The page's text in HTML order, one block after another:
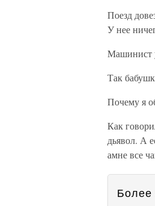
Поезд
У нее
Машинист
Так
Почему я
Как
дьявол. А
амне все
Более